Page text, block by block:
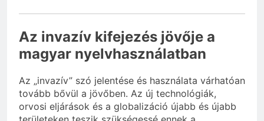
Az invazív kifejezés jövője a
magyar nyelvhasználatban
Az „invazív” szó jelentése és használata várhatóan
tovább bővül a jövőben. Az új technológiák,
orvosi eljárások és a globalizáció újabb és újabb